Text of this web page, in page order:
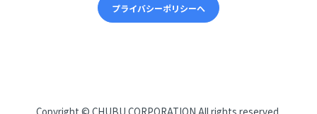
プライバシーポリシーへ
CHUBUについて